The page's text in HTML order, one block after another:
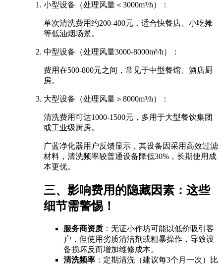
小型设备（处理风量＜3000m³/h）：
单次清洗费用约200-400元，适合快餐店、小吃摊
等低油烟场景。
中型设备（处理风量3000-8000m³/h）：
费用在500-800元之间，常见于中型餐馆、酒店厨
房。
大型设备（处理风量＞8000m³/h）：
清洗费用可达1000-1500元，多用于大型餐饮集团
或工业级厨房。
广蓝净化器用户反馈显示，其设备因采用高效过滤
材料，清洗频率较普通设备降低30%，长期使用成
本更优。
三、影响费用的隐藏因素：这些
细节需警惕！
服务商资质 ：无证小作坊可能以低价吸引客
户，但使用劣质清洁剂或粗暴操作，导致设
备损坏反而增加维修成本。
清洗频率 ：定期清洗（建议每3个月一次）比